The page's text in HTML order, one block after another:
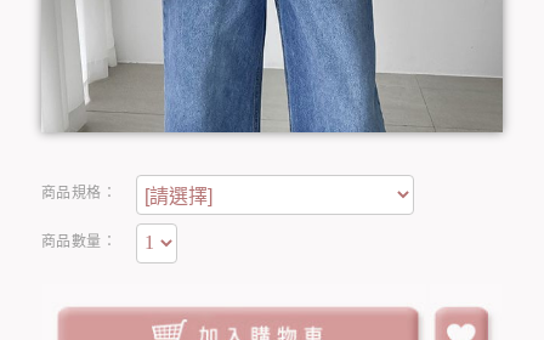
商品規格：
商品數量：